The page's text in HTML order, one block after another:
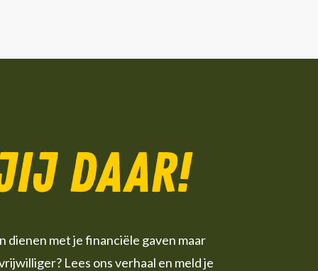
jij daar!
dienen met je financiële gaven maar
Lees ons verhaal en meld je